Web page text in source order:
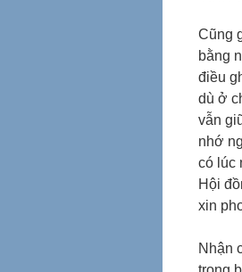
Cũng
bằng
điều
dù ở
vẫn
nhớ
có lúc
Hội
xin
Nhận